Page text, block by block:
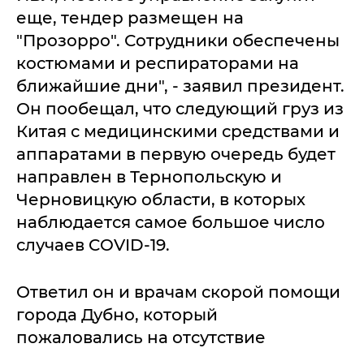
еще, тендер размещен на
"Прозорро". Сотрудники обеспечены
костюмами и респираторами на
ближайшие дни", - заявил президент.
Он пообещал, что следующий груз из
Китая с медицинскими средствами и
аппаратами в первую очередь будет
направлен в Тернопольскую и
Черновицкую области, в которых
наблюдается самое большое число
случаев COVID-19.
Ответил он и врачам скорой помощи
города Дубно, который
пожаловались на отсутствие